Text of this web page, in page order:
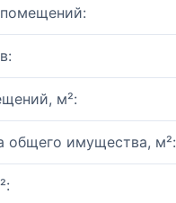
м²:
общего имущества, м²: